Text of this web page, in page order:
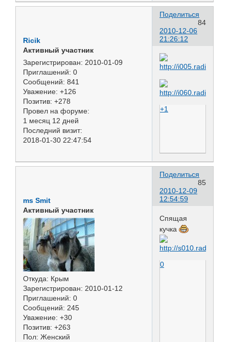
Поделиться
84
2010-12-06
21:26:12
Ricik
Активный участник
Зарегистрирован: 2010-01-09
Приглашений: 0
Сообщений: 841
Уважение: +126
Позитив: +278
Провел на форуме:
1 месяц 12 дней
Последний визит:
2018-01-30 22:47:54
+1
Поделиться
85
2010-12-09
12:54:59
ms Smit
Активный участник
Откуда: Крым
Зарегистрирован: 2010-01-12
Приглашений: 0
Сообщений: 245
Уважение: +30
Позитив: +263
Пол: Женский
Спящая
кучка
0